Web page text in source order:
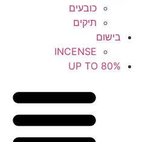
כובעים
תיקים
בישום
INCENSE
UP TO 80%